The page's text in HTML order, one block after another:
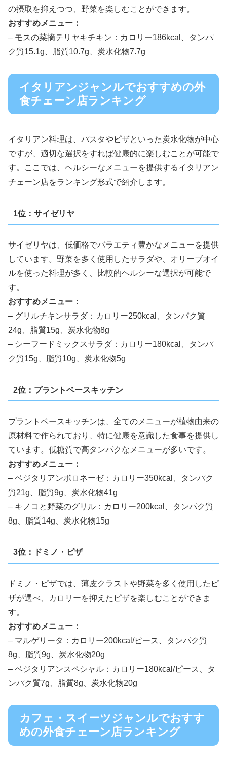
の摂取を抑えつつ、野菜を楽しむことができます。
おすすめメニュー：
– モスの菜摘テリヤキチキン：カロリー186kcal、タンパ
ク質15.1g、脂質10.7g、炭水化物7.7g
イタリアンジャンルでおすすめの外
食チェーン店ランキング
イタリアン料理は、パスタやピザといった炭水化物が中心
ですが、適切な選択をすれば健康的に楽しむことが可能で
す。ここでは、ヘルシーなメニューを提供するイタリアン
チェーン店をランキング形式で紹介します。
1位：サイゼリヤ
サイゼリヤは、低価格でバラエティ豊かなメニューを提供
しています。野菜を多く使用したサラダや、オリーブオイ
ルを使った料理が多く、比較的ヘルシーな選択が可能で
す。
おすすめメニュー：
– グリルチキンサラダ：カロリー250kcal、タンパク質
24g、脂質15g、炭水化物8g
– シーフードミックスサラダ：カロリー180kcal、タンパ
ク質15g、脂質10g、炭水化物5g
2位：プラントベースキッチン
プラントベースキッチンは、全てのメニューが植物由来の
原材料で作られており、特に健康を意識した食事を提供し
ています。低糖質で高タンパクなメニューが多いです。
おすすめメニュー：
– ベジタリアンボロネーゼ：カロリー350kcal、タンパク
質21g、脂質9g、炭水化物41g
– キノコと野菜のグリル：カロリー200kcal、タンパク質
8g、脂質14g、炭水化物15g
3位：ドミノ・ピザ
ドミノ・ピザでは、薄皮クラストや野菜を多く使用したピ
ザが選べ、カロリーを抑えたピザを楽しむことができま
す。
おすすめメニュー：
– マルゲリータ：カロリー200kcal/ピース、タンパク質
8g、脂質9g、炭水化物20g
– ベジタリアンスペシャル：カロリー180kcal/ピース、タ
ンパク質7g、脂質8g、炭水化物20g
カフェ・スイーツジャンルでおすす
めの外食チェーン店ランキング